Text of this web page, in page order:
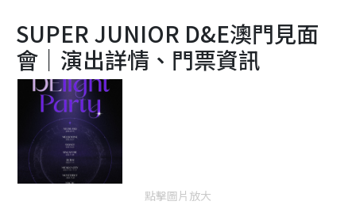
SUPER JUNIOR D&E澳門見面
會｜演出詳情、門票資訊
點擊圖片放大